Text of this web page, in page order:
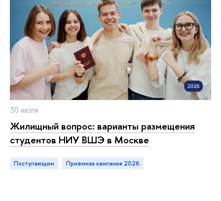
30 июля
Жилищный вопрос: варианты размещения
студентов НИУ ВШЭ в Москве
Поступающим приемная кампания 2026